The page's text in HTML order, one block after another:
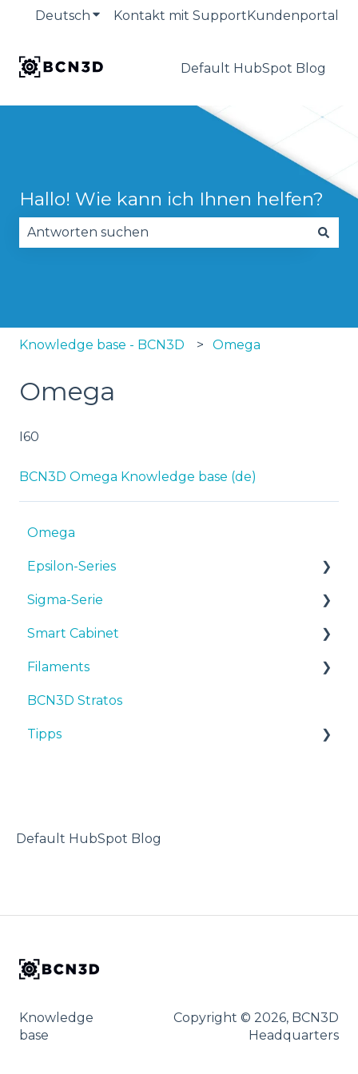
Deutsch Untermenü für Übersetzungen
Kontakt mit SupportKundenportal
Default HubSpot Blog
Hallo! Wie kann ich Ihnen helfen?
Knowledge base - BCN3D Omega
Omega
I60
BCN3D Omega Knowledge base (de)
Omega
Epsilon-Series
Bedienungsanleitungen & Downloads
Inbetriebnahme
Wartung
Tipps
Fehlersuche
Sigma-Serie
Bedienungsanleitungen & downloads
Inbetriebnahme
Wartung
Tipps
Smart Cabinet
Manuals & Downloads
First steps
Maintenance
Filaments
Tipps
TPU
BCN3D Stratos
Tipps
Default HubSpot Blog
Knowledge
base
Copyright © 2026, BCN3D
Headquarters